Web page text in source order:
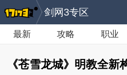
剑网3专区
最新 攻略 职业
《苍雪龙城》明教全新